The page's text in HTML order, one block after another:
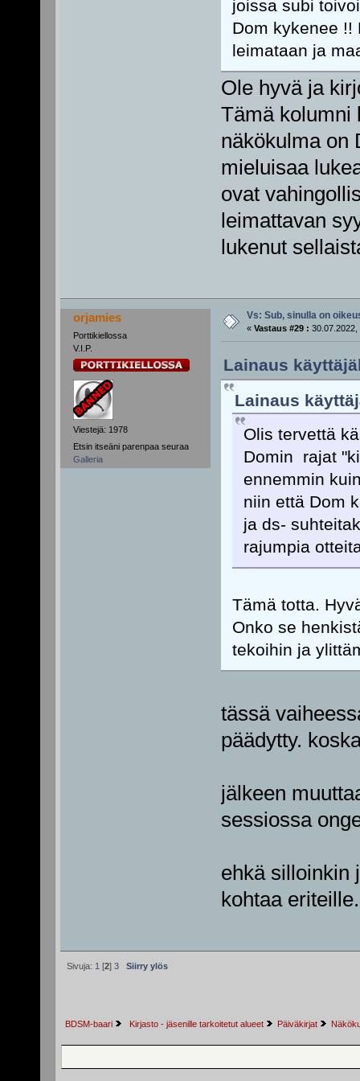
joissa subi
Dom kykenee !!
leimataan ja
Ole hyvä ja
Tämä kolumni
näkökulma on
mieluisaa
ovat
leimattavan
lukenut
orjamies
Porttikiellossa
V.I.P.
Viestejä: 1978
Etsin itseäni parenpaa seuraa
Galleria
Vs: Sub, sinulla on
« Vastaus #29 : 30.07.2022,
Lainaus
Lainaus
Olis tervettä
Domin rajat
ennemmin
niin että Dom
ja ds-
rajumpia
Tämä totta.
Onko se
tekoihin ja
tässä
päädytty.
jälkeen
sessiossa
ehkä silloinkin
kohtaa eriteille.
Sivuja: 1 [2] 3 Siirry ylös
BDSM-baari Kirjasto - jäsenille tarkoitetut alueet Päiväkirjat